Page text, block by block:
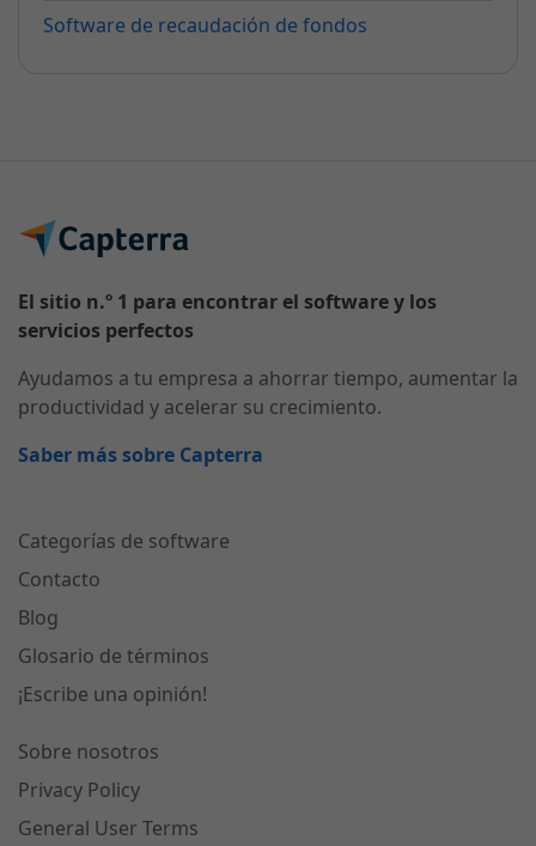
Software de recaudación de fondos
El sitio n.º 1 para encontrar el software y los
servicios perfectos
Ayudamos a tu empresa a ahorrar tiempo, aumentar la
productividad y acelerar su crecimiento.
Saber más sobre Capterra
Categorías de software
Contacto
Blog
Glosario de términos
¡Escribe una opinión!
Sobre nosotros
Privacy Policy
General User Terms